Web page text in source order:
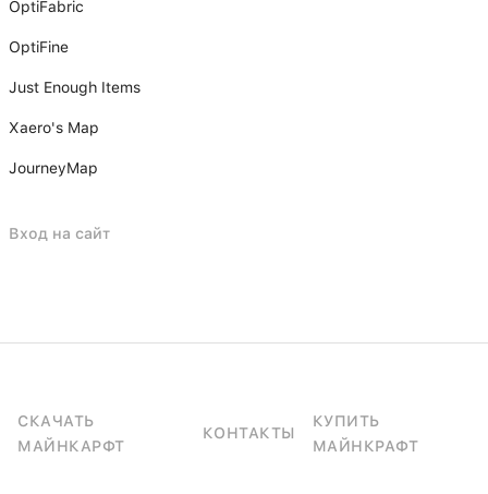
OptiFabric
OptiFine
Just Enough Items
Xаero's Mаp
JourneyMap
Вход на сайт
СКАЧАТЬ
МАЙНКАРФТ
КОНТАКТЫ
КУПИТЬ
МАЙНКРАФТ